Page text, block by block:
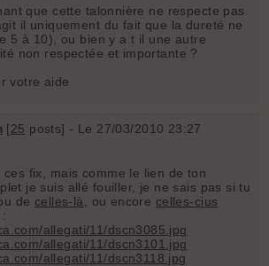
que cette talonnière ne respecte pas
il uniquement du fait que la dureté ne
5 à 10), ou bien y a t il une autre
non respectée et importante ?
votre aide
[25 posts] - Le 27/03/2010 23:27
fix, mais comme le lien de ton
je suis allé fouiller, je ne sais pas si tu
de celles-là , ou encore celles-cius
allegati/11/dscn3085.jpg
allegati/11/dscn3101.jpg
allegati/11/dscn3118.jpg